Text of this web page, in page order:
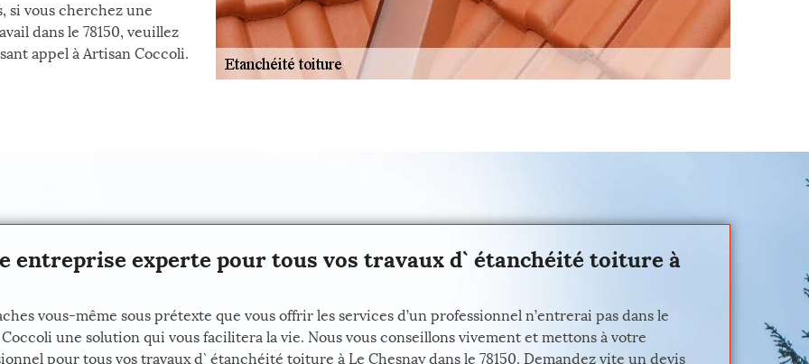
si vous cherchez une
dans le 78150, veuillez
appel à Artisan Coccoli.
entreprise experte pour tous vos travaux d` étanchéité toiture à
vous-même sous prétexte que vous offrir les services d’un professionnel n’entrerai pas dans le
une solution qui vous facilitera la vie. Nous vous conseillons vivement et mettons à votre
pour tous vos travaux d` étanchéité toiture à Le Chesnay dans le 78150. Demandez vite un devis